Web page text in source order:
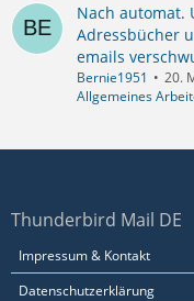
Nach automat.
Adressbücher
emails
Bernie1951
20.
Allgemeines
Thunderbird Mail DE
Impressum & Kontakt
Datenschutzerklärung